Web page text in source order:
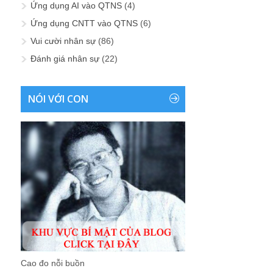
Ứng dụng AI vào QTNS (4)
Ứng dụng CNTT vào QTNS (6)
Vui cười nhân sự (86)
Đánh giá nhân sự (22)
NÓI VỚI CON
Cao đo nỗi buồn